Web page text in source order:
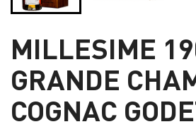
MILLESIME
GRANDE
COGNAC